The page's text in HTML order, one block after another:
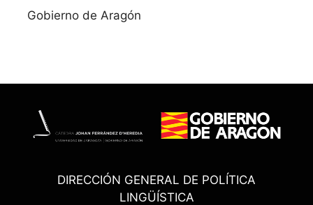
Gobierno de Aragón
DIRECCIÓN GENERAL DE POLÍTICA
LINGÜÍSTICA